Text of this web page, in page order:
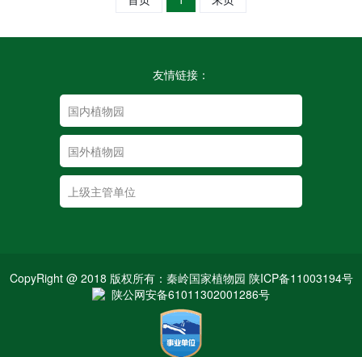
友情链接：
CopyRight @ 2018 版权所有：秦岭国家植物园 陕ICP备11003194号
陕公网安备61011302001286号